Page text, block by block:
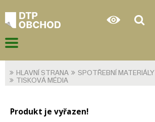
HLAVNÍ STRANA
SPOTŘEBNÍ MATERIÁLY
TISKOVÁ MÉDIA
Produkt je vyřazen!